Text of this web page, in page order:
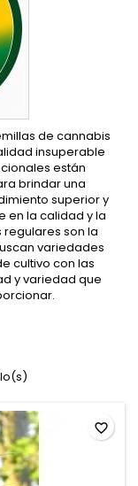
de cannabis
insuperable
están
brindar una
superior y
en la calidad y la
son la
variedades
cultivo con las
y variedad que
favorite_border